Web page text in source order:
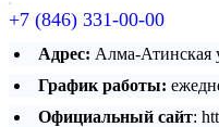
+7 (846) 331-00-00
Адрес: Алма-Атинская
График работы:
Официальный сайт: